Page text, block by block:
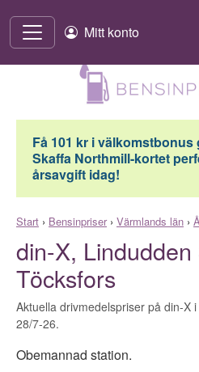
Mitt konto
Få 101 kr i
Skaffa Northmill-kortet
årsavgift idag!
Start › Bensinpriser› Värmlands län ›
din-X,
Töcksfors
Aktuella drivmedelspriser på din-X
28/7-26.
Obemannad station.